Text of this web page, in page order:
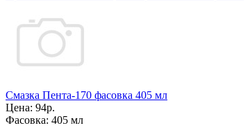
Смазка Пента-170 фасовка 405 мл
Цена: 94р.
Фасовка: 405 мл